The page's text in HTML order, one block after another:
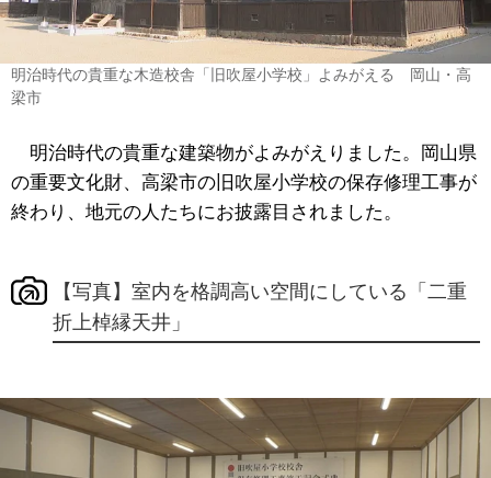
明治時代の貴重な木造校舎「旧吹屋小学校」よみがえる 岡山・高
梁市
明治時代の貴重な建築物がよみがえりました。岡山県
の重要文化財、高梁市の旧吹屋小学校の保存修理工事が
終わり、地元の人たちにお披露目されました。
【写真】室内を格調高い空間にしている「二重
折上棹縁天井」